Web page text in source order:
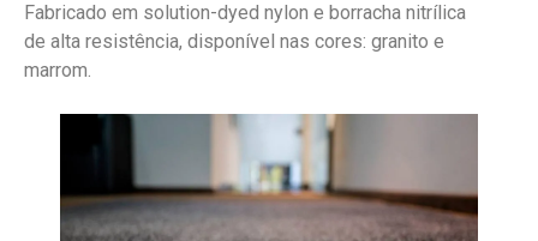
Fabricado em solution-dyed nylon e borracha nitrílica
de alta resistência, disponível nas cores: granito e
marrom.